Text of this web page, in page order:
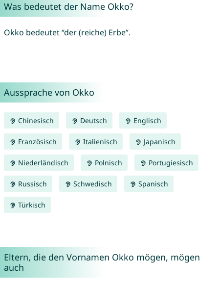
Was bedeutet der Name Okko?
Okko bedeutet “der (reiche) Erbe”.
Aussprache von Okko
Chinesisch Deutsch Englisch
Französisch Italienisch Japanisch
Niederländisch Polnisch Portugiesisch
Russisch Schwedisch Spanisch
Türkisch
Eltern, die den Vornamen Okko mögen, mögen
auch